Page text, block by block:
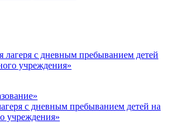
с дневным пребыванием детей на
учреждения»